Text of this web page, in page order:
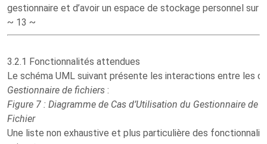
gestionnaire et d’avoir un espace de stockage personnel sur
~ 13 ~
3.2.1 Fonctionnalités attendues
Le schéma UML suivant présente les interactions entre les
Gestionnaire de fichiers :
Figure 7 : Diagramme de Cas d’Utilisation du Gestionnaire de
Fichier
Une liste non exhaustive et plus particulière des